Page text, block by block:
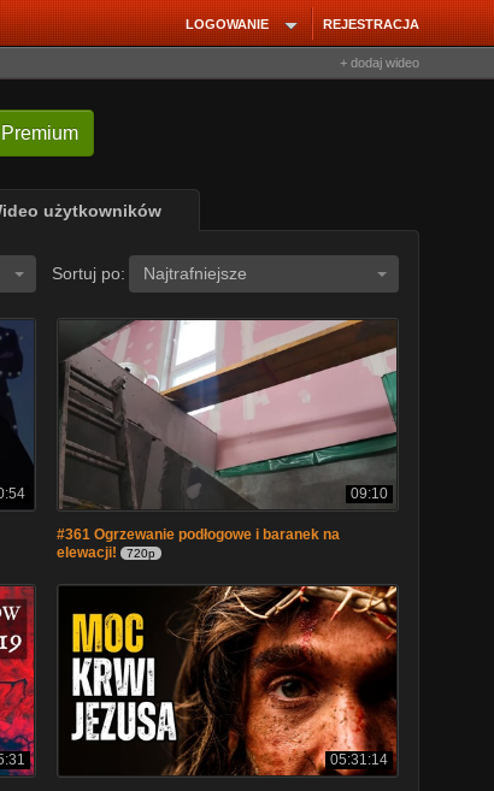
REJESTRACJA
LOGOWANIE
+ dodaj wideo
użytkowników
Sortuj po: Najtrafniejsze
09:10
#361 Ogrzewanie podłogowe i baranek na
elewacji!
720p
05:31:14